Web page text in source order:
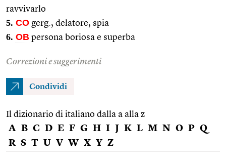
ravvivarlo
5. CO gerg., delatore, spia
6. OB persona boriosa e superba
Correzioni e suggerimenti
Condividi
Il dizionario di italiano dalla a alla z
A B C D E F G H I J K L M N O P Q
R S T U V W X Y Z